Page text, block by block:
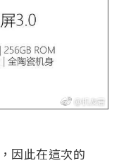
因此在這次的